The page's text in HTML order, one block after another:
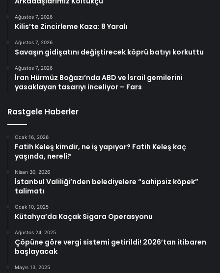
Ağustos 7, 2026
Kilis’te Zincirleme Kaza: 8 Yaralı
Ağustos 7, 2026
Savaşın gidişatını değiştirecek köprü batıyı korkuttu
Ağustos 7, 2026
İran Hürmüz Boğazı’nda ABD ve İsrail gemilerini
yasaklayan tasarıyı inceliyor – Fars
Rastgele Haberler
Ocak 16, 2026
Fatih Keleş kimdir, ne iş yapıyor? Fatih Keleş kaç
yaşında, nereli?
Nisan 30, 2026
İstanbul Valiliği’nden belediyelere “sahipsiz köpek”
talimatı
Ocak 10, 2025
Kütahya’da Kaçak Sigara Operasyonu
Ağustos 24, 2025
Çöpüne göre vergi sistemi getirildi! 2026’tan itibaren
başlayacak
Mayıs 13, 2025